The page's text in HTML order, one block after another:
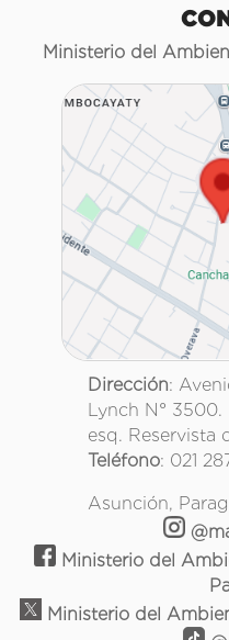
Ministerio del
Dirección:
Lynch N° 3500.
esq. Reservista
Teléfono: 021
Asunción,
Ministerio del
Ministerio del